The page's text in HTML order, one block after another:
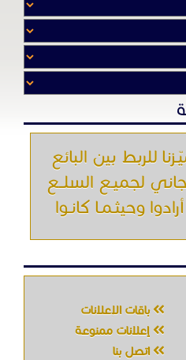
للربط بين البائع
لجميـع السلــع
وحيثـمـا كانـوا
باقات الإعلانات
إعلانات ممنوعة
اتصل بنا